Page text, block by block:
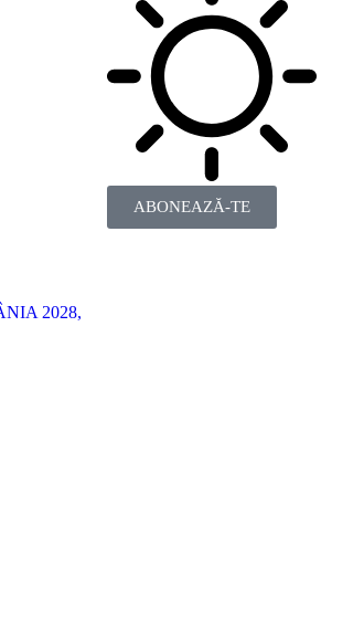
2028,
ABONEAZĂ-TE